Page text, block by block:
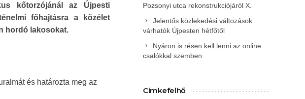
kőtorzójánál az Újpesti
főhajtásra a közélet
hordó lakosokat.
és határozta meg az
Pozsonyi utca rekonstrukciójáról X.
Jelentős közlekedési változások
várhatók Újpesten hétfőtől
Nyáron is résen kell lenni az online
csalókkal szemben
Címkefelhő